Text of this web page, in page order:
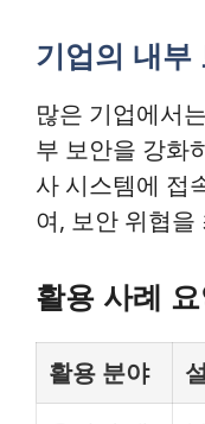
기업의 내부
많은 기업에서
부 보안을 강화
사 시스템에 접
여, 보안 위협
활용 사례
활용 분야